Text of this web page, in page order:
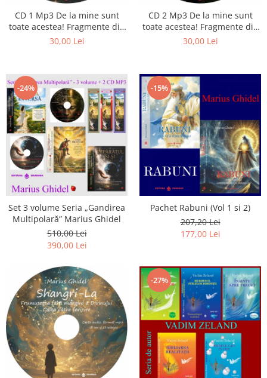
Literatura
Psihologie
Stiinta
CD 1 Mp3 De la mine sunt
toate acestea! Fragmente din
cărțile lui Marius Ghidel
30,00 Lei
CD 2 Mp3 De la mine sunt
toate acestea! Fragmente din
cărțile lui Marius Ghidel
30,00 Lei
-24%
Set 3 volume Seria „Gandirea
Multipolară” Marius Ghidel
510,00 Lei
390,00 Lei
-15%
Pachet Rabuni (Vol 1 si 2)
207,20 Lei
177,00 Lei
-27%